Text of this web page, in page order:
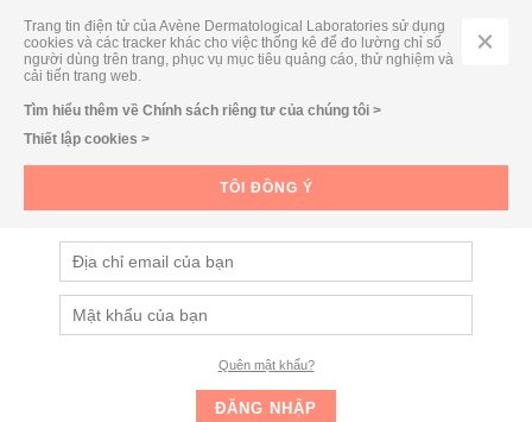
Trang tin điện tử của Avène Dermatological Laboratories sử dụng
cookies và các tracker khác cho việc thống kê để đo lường chỉ số
người dùng trên trang, phục vụ mục tiêu quảng cáo, thử nghiệm và
cải tiến trang web.
Tìm hiểu thêm về Chính sách riêng tư của chúng tôi >
Thiết lập cookies >
TÔI ĐỒNG Ý
Đăng nhập và nhận ngay các ưu đãi dành cho Thành viên của
Eau Thermale Avène
Quên mật khẩu?